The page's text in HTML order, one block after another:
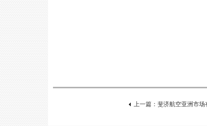
上一篇：斐济航空亚洲市场